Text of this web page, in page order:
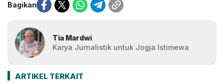
Bagikan
Tia Mardwi
Karya Jurnalistik untuk Jogja Istimewa
ARTIKEL TERKAIT